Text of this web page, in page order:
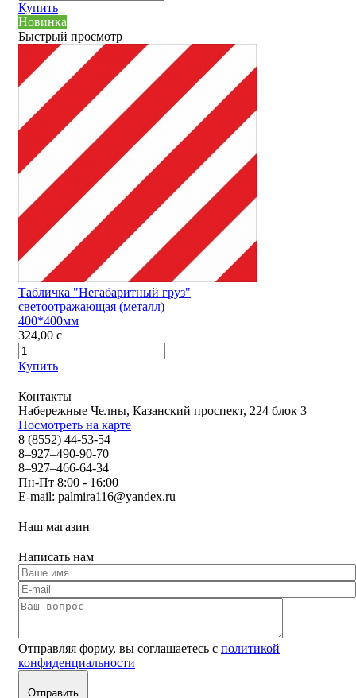
Купить
Новинка
Быстрый просмотр
Табличка "Негабаритный груз"
светоотражающая (металл)
400*400мм
324,00 c
Купить
Контакты
Набережные Челны, Казанский проспект, 224 блок 3
Посмотреть на карте
8 (8552) 44-53-54
8–927–490-90-70
8–927–466-64-34
Пн-Пт 8:00 - 16:00
E-mail: palmira116@yandex.ru
Наш магазин
Написать нам
Отправляя форму, вы соглашаетесь с политикой
конфиденциальности